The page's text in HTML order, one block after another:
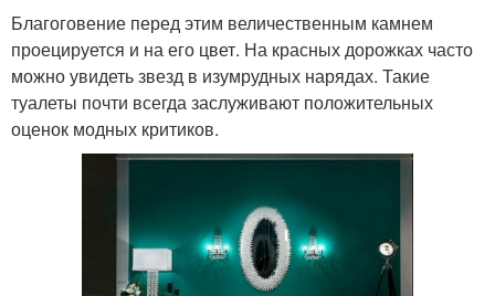
Благоговение перед этим величественным камнем
проецируется и на его цвет. На красных дорожках часто
можно увидеть звезд в изумрудных нарядах. Такие
туалеты почти всегда заслуживают положительных
оценок модных критиков.